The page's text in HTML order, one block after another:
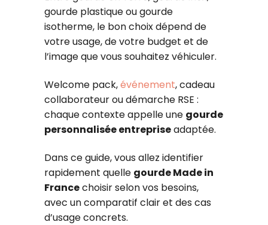
gourde plastique ou gourde
isotherme, le bon choix dépend de
votre usage, de votre budget et de
l’image que vous souhaitez véhiculer.
Welcome pack,événement, cadeau
collaborateur ou démarche RSE :
chaque contexte appelle une gourde
personnalisée entrepriseadaptée.
Dans ce guide, vous allez identifier
rapidement quelle gourde Made in
Francechoisir selon vos besoins,
avec un comparatif clair et des cas
d’usage concrets.